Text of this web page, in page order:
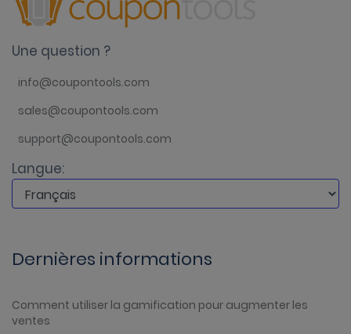
Une question ?
info@coupontools.com
sales@coupontools.com
support@coupontools.com
Langue:
Dernières informations
Comment utiliser la gamification pour augmenter les
ventes